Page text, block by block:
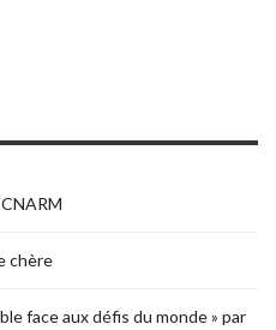
chère
face aux défis du monde » par